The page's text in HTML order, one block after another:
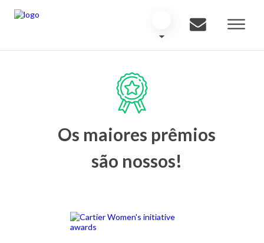
Os maiores prêmios
são nossos!